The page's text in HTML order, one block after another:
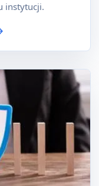
instytucji.